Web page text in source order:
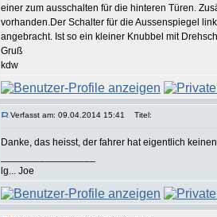
einer zum ausschalten für die hinteren Türen.
vorhanden.Der Schalter für die Aussenspiegel
angebracht. Ist so ein kleiner Knubbel mit
Gruß
kdw
Verfasst am: 09.04.2014 15:41 Titel:
Danke, das heisst, der fahrer hat eigentlich
lg... Joe